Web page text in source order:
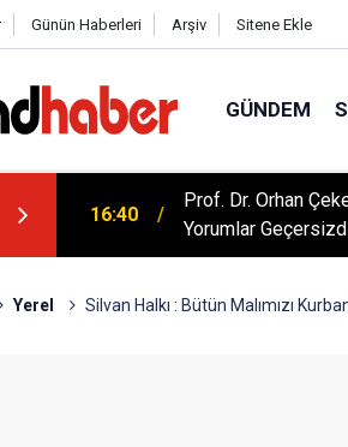
Günün Haberleri Arşiv Sitene Ekle
GÜNDEM
16:40
Prof. Dr. Orhan
Yorumlar
Yerel Silvan Halkı : Bütün Malımızı